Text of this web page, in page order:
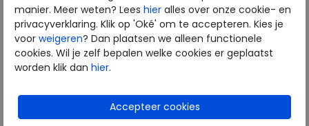
FitFlop
Lulu Cross Slide Sandals
redberry
IQushion Ergonomic
Flipflop pop green
manier. Meer weten? Lees hier alles over onze cookie- en
privacyverklaring. Klik op 'Oké' om te accepteren. Kies je
voor weigeren? Dan plaatsen we alleen functionele
cookies. Wil je zelf bepalen welke cookies er geplaatst
worden klik dan hier.